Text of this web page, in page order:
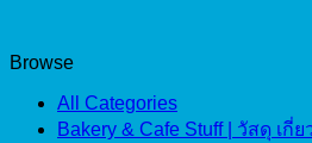
Browse
All Categories
Bakery & Cafe Stuff | วัสดุ เกี่